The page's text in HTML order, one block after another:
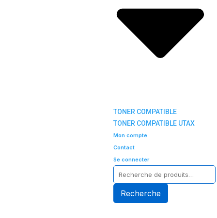
TONER COMPATIBLE
TONER COMPATIBLE UTAX
Mon compte
Contact
Se connecter